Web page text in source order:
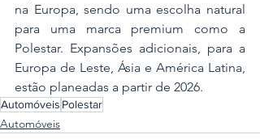
na Europa, sendo uma escolha natural
para uma marca premium como a
Polestar. Expansões adicionais, para a
Europa de Leste, Ásia e América Latina,
estão planeadas a partir de 2026.
Automóveis Polestar
Automóveis